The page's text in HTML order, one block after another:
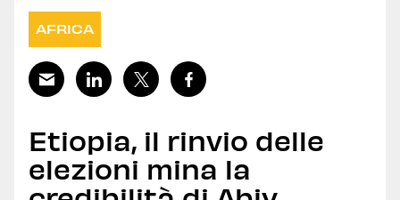
AFRICA
Etiopia, il rinvio delle
elezioni mina la